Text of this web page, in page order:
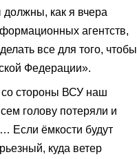
как я вчера
агентств,
все для того, чтобы
Федерации».
стороны ВСУ наш
голову потеряли и
Если ёмкости будут
куда ветер